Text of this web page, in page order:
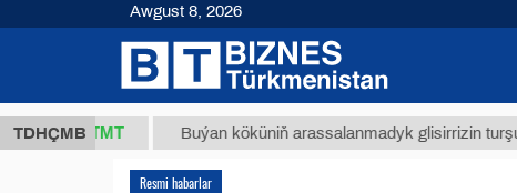
TDHÇMB
ТМТ Buýan köküniň arassalanmadyk glisirrizin turşusy (t.)
Resmi habarlar
Awgust 8, 2026